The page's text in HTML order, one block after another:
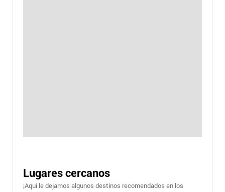
Lugares cercanos
¡Aquí le dejamos algunos destinos recomendados en los